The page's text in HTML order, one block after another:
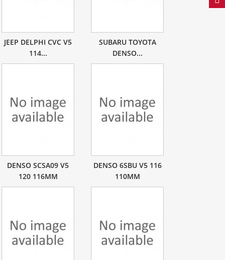
JEEP DELPHI CVC V5
114...
SUBARU TOYOTA
DENSO...
DENSO SCSA09 V5
120 116MM
DENSO 6SBU V5 116
110MM